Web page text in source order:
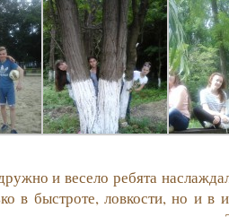
и весело ребята
в быстроте, ловкости, но и в